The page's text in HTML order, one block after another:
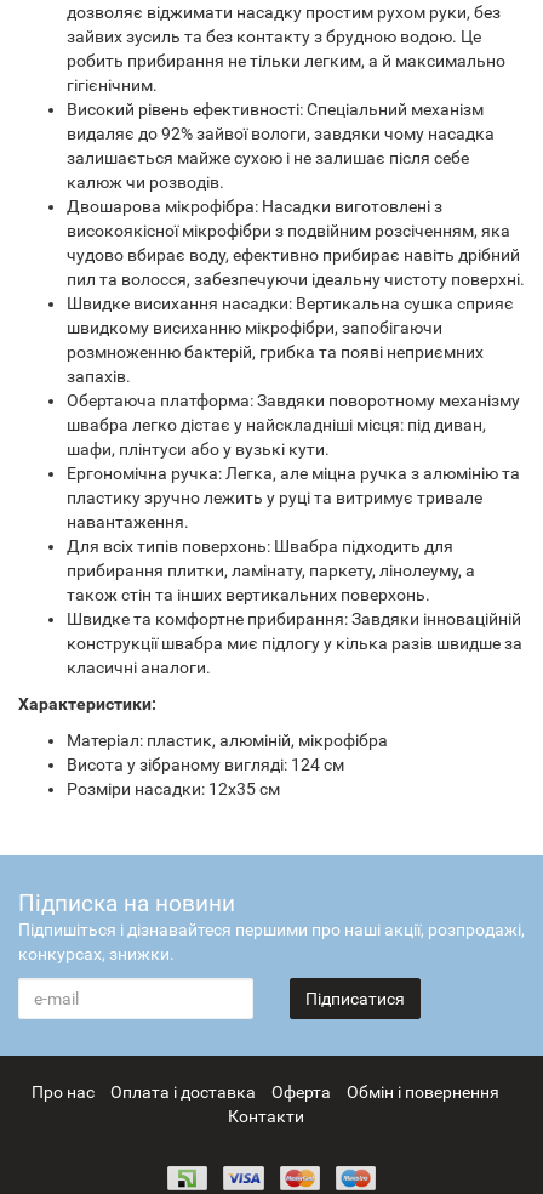
дозволяє віджимати насадку простим рухом руки, без
зайвих зусиль та без контакту з брудною водою. Це
робить прибирання не тільки легким, а й максимально
гігієнічним.
Високий рівень ефективності: Спеціальний механізм
видаляє до 92% зайвої вологи, завдяки чому насадка
залишається майже сухою і не залишає після себе
калюж чи розводів.
Двошарова мікрофібра: Насадки виготовлені з
високоякісної мікрофібри з подвійним розсіченням, яка
чудово вбирає воду, ефективно прибирає навіть дрібний
пил та волосся, забезпечуючи ідеальну чистоту поверхні.
Швидке висихання насадки: Вертикальна сушка сприяє
швидкому висиханню мікрофібри, запобігаючи
розмноженню бактерій, грибка та появі неприємних
запахів.
Обертаюча платформа: Завдяки поворотному механізму
швабра легко дістає у найскладніші місця: під диван,
шафи, плінтуси або у вузькі кути.
Ергономічна ручка: Легка, але міцна ручка з алюмінію та
пластику зручно лежить у руці та витримує тривале
навантаження.
Для всіх типів поверхонь: Швабра підходить для
прибирання плитки, ламінату, паркету, лінолеуму, а
також стін та інших вертикальних поверхонь.
Швидке та комфортне прибирання: Завдяки інноваційній
конструкції швабра миє підлогу у кілька разів швидше за
класичні аналоги.
Характеристики:
Матеріал: пластик, алюміній, мікрофібра
Висота у зібраному вигляді: 124 см
Розміри насадки: 12х35 см
Підписка на новини
Підпишіться і дізнавайтеся першими про наші акції, розпродажі,
конкурсах, знижки.
Підписатися
Про нас Оплата і доставка Оферта
Обмін і повернення
Контакти